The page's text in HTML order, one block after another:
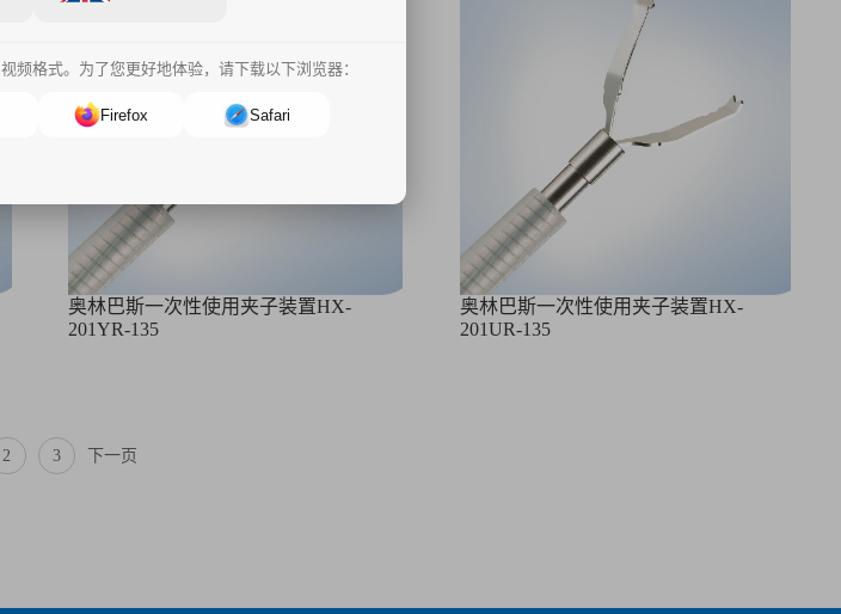
奥林巴斯一次性使用夹子装置HX-
201YR-135
奥林巴斯一次性使用夹子装置HX-
201UR-135
2 3 下一页
视频格式。为了您更好地体验，请下载以下浏览器：
Firefox Safari